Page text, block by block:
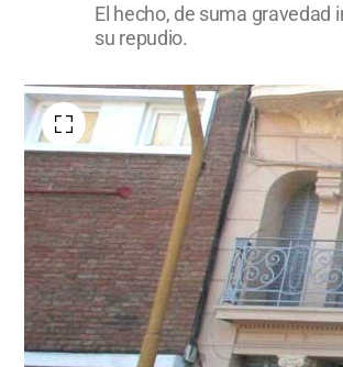
El hecho, de suma gravedad
su repudio.